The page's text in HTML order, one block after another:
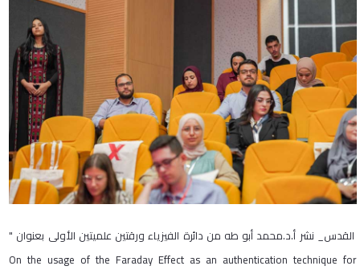
القدس_ نشر أ.د.محمد أبو طه من دائرة الفيزياء ورقتين علميتين الأولى بعنوان "
On the usage of the Faraday Effect as an authentication technique for